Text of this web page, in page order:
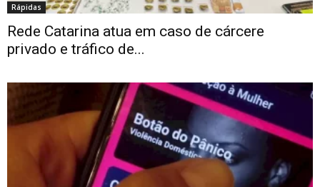
Rápidas
Rede Catarina atua em caso de cárcere
privado e tráfico de...